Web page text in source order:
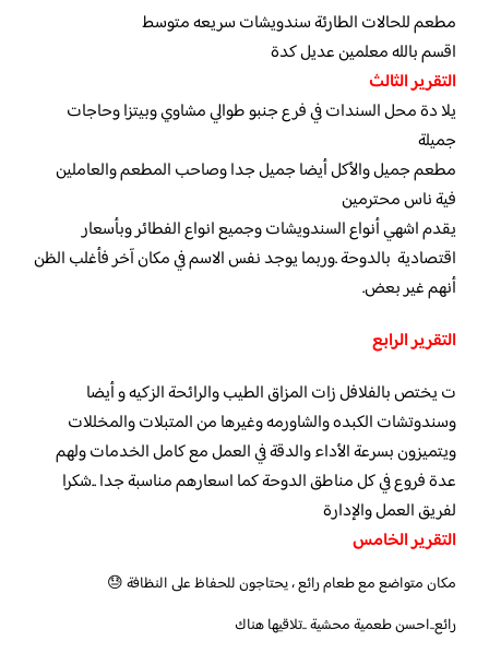
مطعم للحالات الطارئة سندويشات سريعه متوسط
اقسم بالله معلمين عديل كدة
التقرير الثالث
يلا دة محل السندات في فرع جنبو طوالي مشاوي وبيتزا وحاجات
جميلة
مطعم جميل والأكل أيضا جميل جدا وصاحب المطعم والعاملين
فية ناس محترمين
يقدم اشهي أنواع السندويشات وجميع انواع الفطائر وبأسعار
اقتصادية بالدوحة .وربما يوجد نفس الاسم في مكان آخر فأغلب الظن
أنهم غير بعض.
التقرير الرابع
ت يختص بالفلافل زات المزاق الطيب والرائحة الزكيه و أيضا
وسندوتشات الكبده والشاورمه وغيرها من المتبلات والمخللات
ويتميزون بسرعة الأداء والدقة في العمل مع كامل الخدمات ولهم
عدة فروع في كل مناطق الدوحة كما اسعارهم مناسبة جدا ..شكرا
لفريق العمل والإدارة
التقرير الخامس
مكان متواضع مع طعام رائع ، يحتاجون للحفاظ على النظافة 😓
رائع..احسن طعمية محشية ..تلاقيها هناك